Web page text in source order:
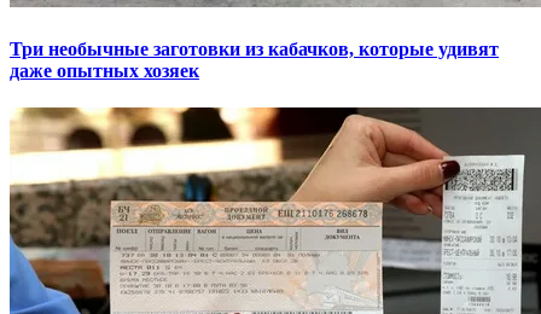
Три необычные заготовки из кабачков, которые удивят
даже опытных хозяек